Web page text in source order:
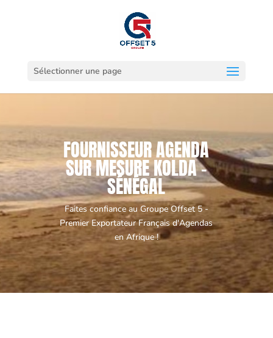
Sélectionner une page
FOURNISSEUR AGENDA
SUR MESURE KOLDA -
SÉNÉGAL
Faites confiance au Groupe Offset 5 -
Premier Exportateur Français d'Agendas
en Afrique !